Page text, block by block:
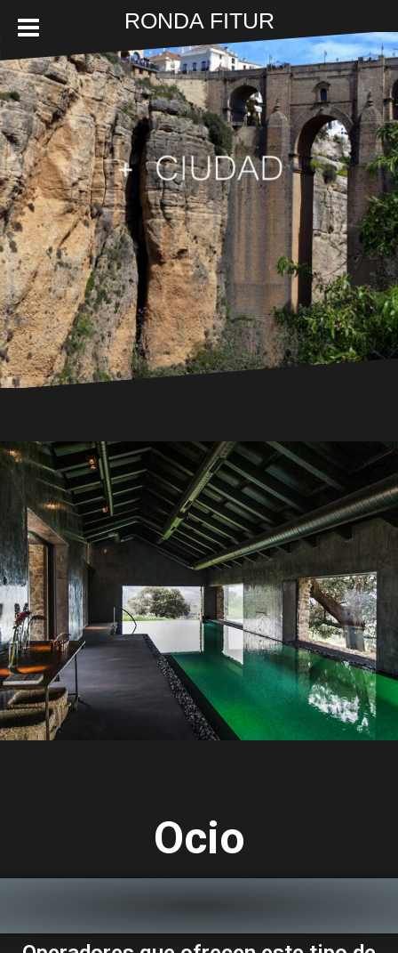
RONDA FITUR
Ocio